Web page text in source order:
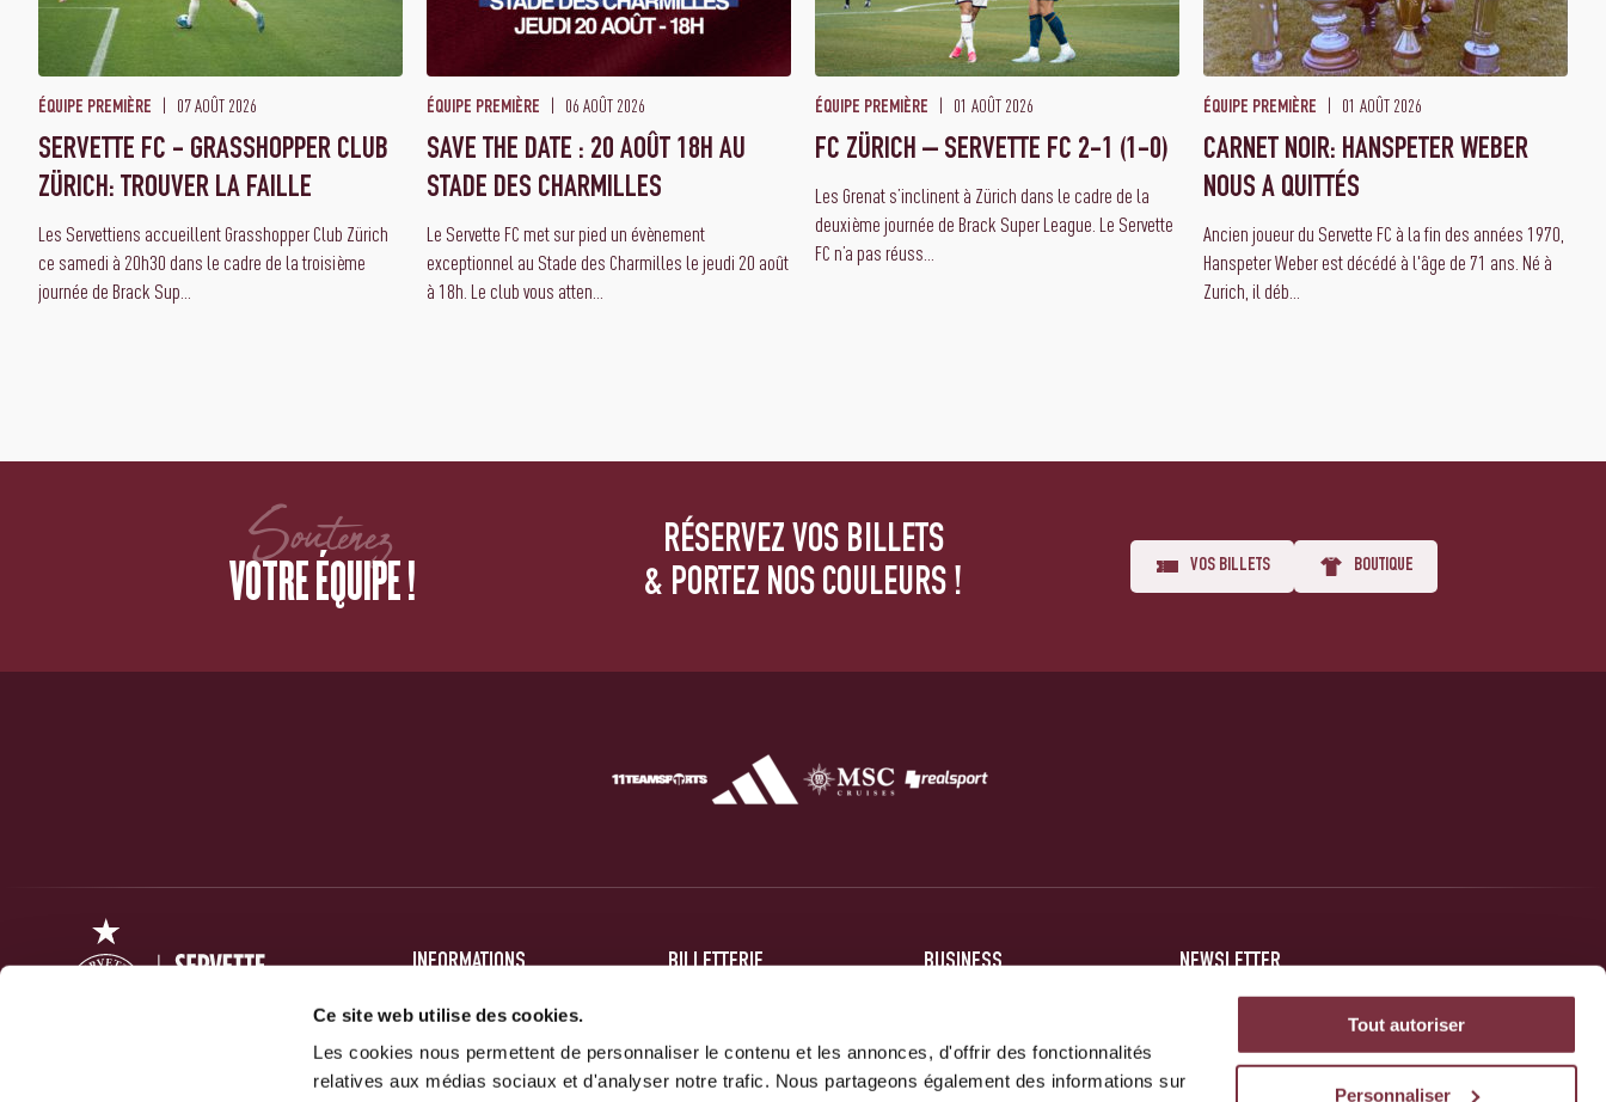
Ce site web utilise des cookies.
Les cookies nous permettent de personnaliser le contenu et les annonces, d'offrir des fonctionnalités
relatives aux médias sociaux et d'analyser notre trafic. Nous partageons également des informations sur
Tout autoriser
Personnaliser
ÉQUIPE PREMIÈRE 07 AOÛT 2026
SERVETTE FC - GRASSHOPPER CLUB
ZÜRICH: TROUVER LA FAILLE
Les Servettiens accueillent Grasshopper Club Zürich
ce samedi à 20h30 dans le cadre de la troisième
journée de Brack Sup...
ÉQUIPE PREMIÈRE 06 AOÛT 2026
SAVE THE DATE : 20 AOÛT 18H AU
STADE DES CHARMILLES
Le Servette FC met sur pied un évènement
exceptionnel au Stade des Charmilles le jeudi 20 août
à 18h. Le club vous atten...
ÉQUIPE PREMIÈRE 01 AOÛT 2026
FC ZÜRICH – SERVETTE FC 2-1 (1-0)
Les Grenat s’inclinent à Zürich dans le cadre de la
deuxième journée de Brack Super League. Le Servette
FC n’a pas réuss...
ÉQUIPE PREMIÈRE 01 AOÛT 2026
CARNET NOIR: HANSPETER WEBER
NOUS A QUITTÉS
Ancien joueur du Servette FC à la fin des années 1970,
Hanspeter Weber est décédé à l'âge de 71 ans. Né à
Zurich, il déb...
Soutenez
VOTRE ÉQUIPE !
RÉSERVEZ VOS BILLETS
& PORTEZ NOS COULEURS !
VOS BILLETS BOUTIQUE
INFORMATIONS
PRESSE
FORUM
ACTUALITÉS
BILLETTERIE
ABONNEMENTS
BUSINESS
PARTENAIRES
NEWSLETTER
Inscrivez-vous et soyez au courant des dernières nouvelles
concernant votre club.